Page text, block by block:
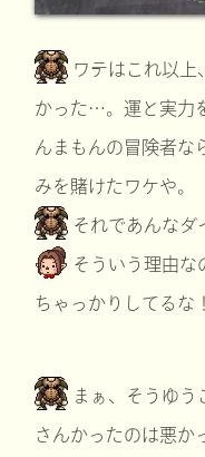
ワテはこれ以上
かった…。運と実力
んまもんの冒険者な
みを賭けたワケや。
それであんなダ
そういう理由な
ちゃっかりしてるな
まぁ、そうゆう
さんかったのは悪か